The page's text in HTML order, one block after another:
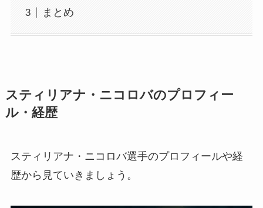
まとめ
スティリアナ・ニコロバのプロフィー
ル・経歴
スティリアナ・ニコロバ選手のプロフィールや経
歴から見ていきましょう。